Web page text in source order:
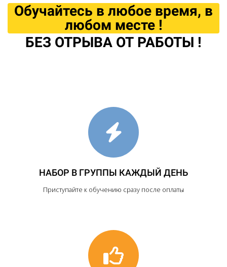
Обучайтесь в любое время, в
любом месте !
БЕЗ ОТРЫВА ОТ РАБОТЫ !
НАБОР В ГРУППЫ КАЖДЫЙ ДЕНЬ
Приступайте к обучению сразу после оплаты